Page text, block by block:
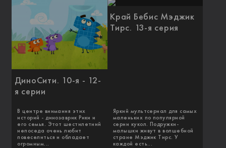
ДиноСити. 10-я - 12-
я серии
В центре внимания этих
историй - динозаврик Рики и
его семья. Этот шестилетний
непоседа очень любит
повеселиться и обладает
огромным...
Край Бебис Мэджик
Тирс. 13-я серия
Яркий мультсериал для самых
маленьких по популярной
серии кукол. Подружки-
малышки живут в волшебной
стране Мэджик Тирс. У
каждой есть...